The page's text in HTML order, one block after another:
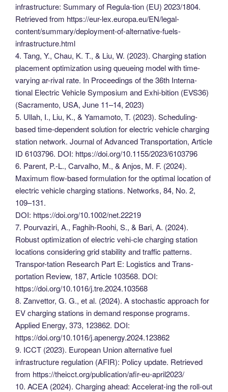
infrastructure: Summary of Regula-tion (EU) 2023/1804.
Retrieved from https://eur-lex.europa.eu/EN/legal-
content/summary/deployment-of-alternative-fuels-
infrastructure.html
4. Tang, Y., Chau, K. T., & Liu, W. (2023). Charging station
placement optimization using queueing model with time-
varying ar-rival rate. In Proceedings of the 36th Interna-
tional Electric Vehicle Symposium and Exhi-bition (EVS36)
(Sacramento, USA, June 11–14, 2023)
5. Ullah, I., Liu, K., & Yamamoto, T. (2023). Scheduling-
based time-dependent solution for electric vehicle charging
station network. Journal of Advanced Transportation, Article
ID 6103796. DOI: https://doi.org/10.1155/2023/6103796
6. Parent, P.-L., Carvalho, M., & Anjos, M. F. (2024).
Maximum flow-based formulation for the optimal location of
electric vehicle charging stations. Networks, 84, No. 2,
109–131.
DOI: https://doi.org/10.1002/net.22219
7. Pourvaziri, A., Faghih-Roohi, S., & Bari, A. (2024).
Robust optimization of electric vehi-cle charging station
locations considering grid stability and traffic patterns.
Transpor-tation Research Part E: Logistics and Trans-
portation Review, 187, Article 103568. DOI:
https://doi.org/10.1016/j.tre.2024.103568
8. Zanvettor, G. G., et al. (2024). A stochastic approach for
EV charging stations in demand response programs.
Applied Energy, 373, 123862. DOI:
https://doi.org/10.1016/j.apenergy.2024.123862
9. ICCT (2023). European Union alternative fuel
infrastructure regulation (AFIR): Policy update. Retrieved
from https://theicct.org/publication/afir-eu-april2023/
10. ACEA (2024). Charging ahead: Accelerat-ing the roll-out